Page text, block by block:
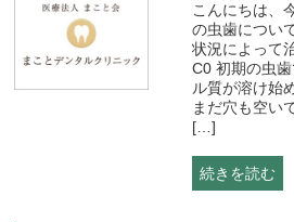
こんにちは、
の虫歯につい
状況によって
C0 初期の虫
ル質が溶け始
まだ穴も空い
[…]
続きを読む